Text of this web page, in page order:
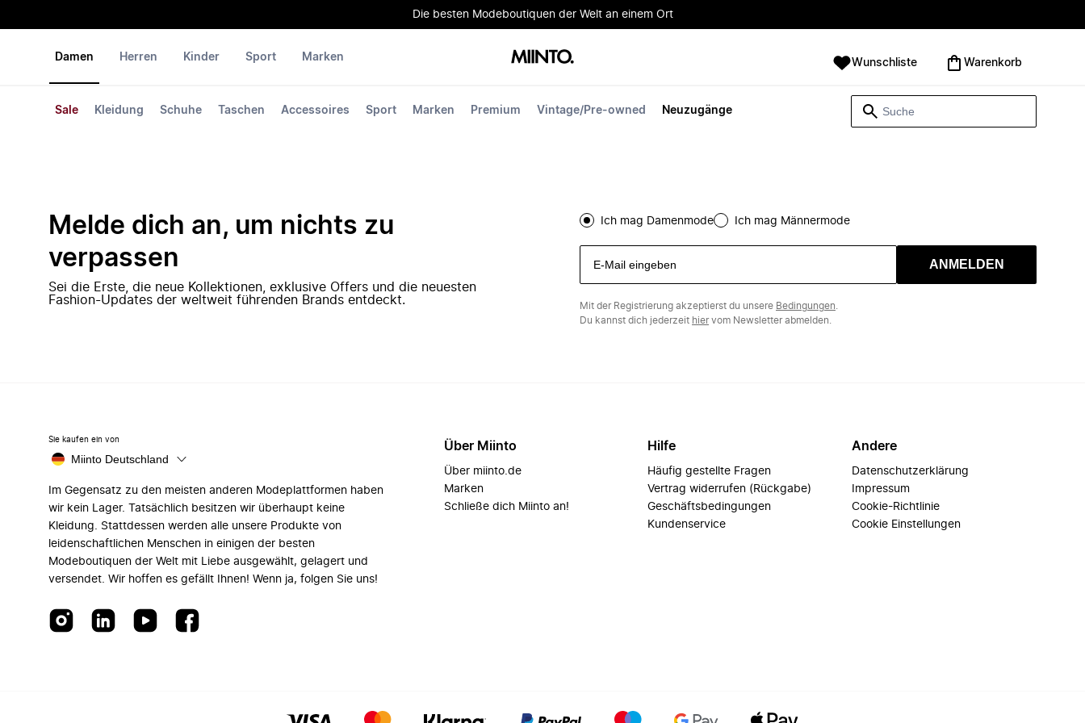
Die besten Modeboutiquen der Welt an einem Ort
Damen
Sale Kleidung Schuhe Taschen Accessoires Sport Marken Premium Vintage/Pre-owned Neuzugänge
Herren Kinder Sport Marken Wunschliste Warenkorb
Melde dich an, um nichts zu
verpassen
Sei die Erste, die neue Kollektionen, exklusive Offers und die neuesten
Fashion-Updates der weltweit führenden Brands entdeckt.
Ich mag Damenmode Ich mag Männermode
ANMELDEN
Mit der Registrierung akzeptierst du unsere Bedingungen
Du kannst dich jederzeit hiervom Newsletter abmelden.
Sie kaufen ein von
Miinto Deutschland
Im Gegensatz zu den meisten anderen Modeplattformen haben
wir kein Lager. Tatsächlich besitzen wir überhaupt keine
Kleidung. Stattdessen werden alle unsere Produkte von
leidenschaftlichen Menschen in einigen der besten
Modeboutiquen der Welt mit Liebe ausgewählt, gelagert und
versendet. Wir hoffen es gefällt Ihnen! Wenn ja, folgen Sie uns!
Über Miinto
Über miinto.de
Marken
Schließe dich Miinto an!
Hilfe
Häufig gestellte Fragen
Vertrag widerrufen (Rückgabe)
Geschäftsbedingungen
Kundenservice
Andere
Datenschutzerklärung
Impressum
Cookie-Richtlinie
Cookie Einstellungen